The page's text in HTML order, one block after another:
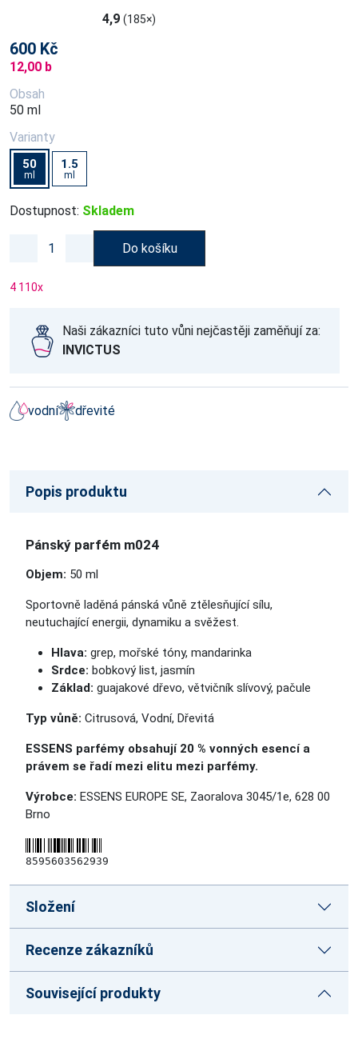
4,9 (185×)
600 Kč
12,00 b
Obsah
50 ml
Varianty
50
ml
1.5
ml
Dostupnost: Skladem
Do košíku
4 110x
Naši zákazníci tuto vůni nejčastěji zaměňují za:
INVICTUS
vodní dřevité
Popis produktu
Pánský parfém m024
Objem: 50 ml
Sportovně laděná pánská vůně ztělesňující sílu,
neutuchající energii, dynamiku a svěžest.
Hlava: grep, mořské tóny, mandarinka
Srdce: bobkový list, jasmín
Základ: guajakové dřevo, větvičník slívový, pačule
Typ vůně: Citrusová, Vodní, Dřevitá
ESSENS parfémy obsahují 20 % vonných esencí a
právem se řadí mezi elitu mezi parfémy.
Výrobce: ESSENS EUROPE SE, Zaoralova 3045/1e, 628 00
Brno
8595603562939
Složení
Recenze zákazníků
Související produkty